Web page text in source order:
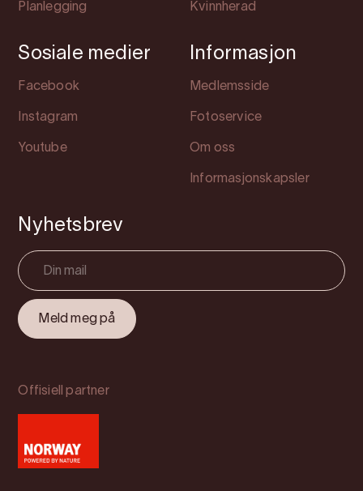
Planlegging Kvinnherad
Sosiale medier
Facebook
Instagram
Youtube
Informasjon
Medlemsside
Fotoservice
Om oss
Informasjonskapsler
Nyhetsbrev
Offisiell partner